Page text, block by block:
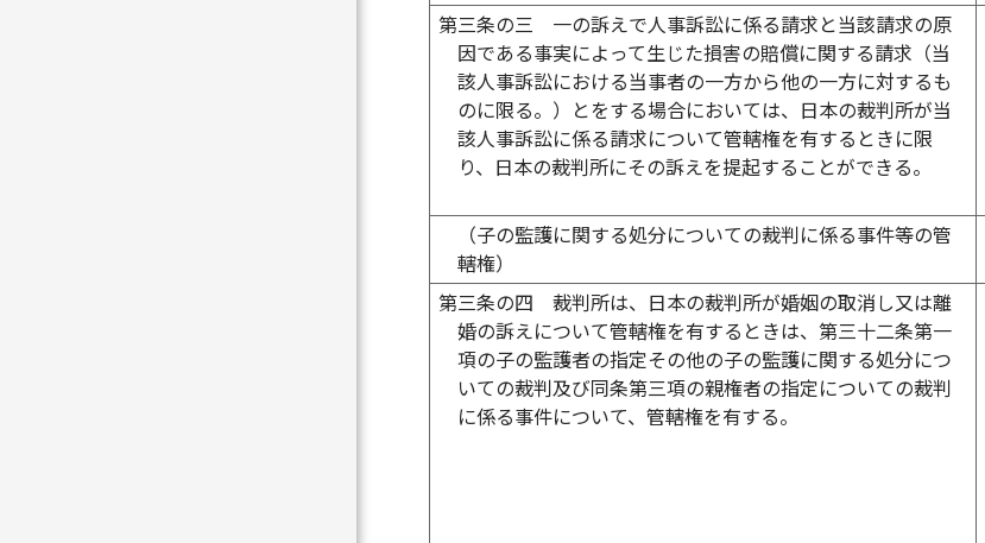
第三条の三
一の訴えで人事訴訟に係る請求と当該請求の原
因である事実によって生じた損害の賠償に関する請求（当
該人事訴訟における当事者の一方から他の一方に対するも
のに限る。）とをする場合においては、日本の裁判所が当
該人事訴訟に係る請求について管轄権を有するときに限
り、日本の裁判所にその訴えを提起することができる。
（子の監護に関する処分についての裁判に係る事件等の管
轄権）
第三条の四
裁判所は、日本の裁判所が婚姻の取消し又は離
婚の訴えについて管轄権を有するときは、第三十二条第一
項の子の監護者の指定その他の子の監護に関する処分につ
いての裁判及び同条第三項の親権者の指定についての裁判
に係る事件について、管轄権を有する。